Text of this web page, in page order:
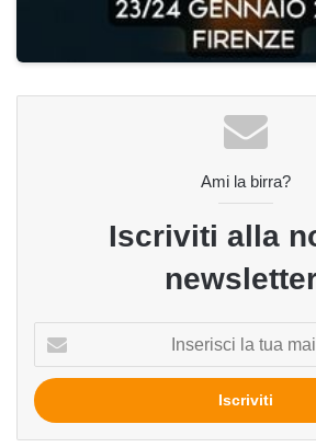
Ami la birra?
Iscriviti alla
tua
mail